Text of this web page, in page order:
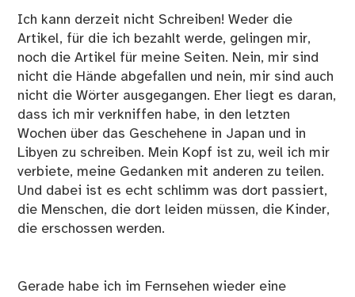
Ich kann derzeit nicht Schreiben! Weder die
Artikel, für die ich bezahlt werde, gelingen mir,
noch die Artikel für meine Seiten. Nein, mir sind
nicht die Hände abgefallen und nein, mir sind auch
nicht die Wörter ausgegangen. Eher liegt es daran,
dass ich mir verkniffen habe, in den letzten
Wochen über das Geschehene in Japan und in
Libyen zu schreiben. Mein Kopf ist zu, weil ich mir
verbiete, meine Gedanken mit anderen zu teilen.
Und dabei ist es echt schlimm was dort passiert,
die Menschen, die dort leiden müssen, die Kinder,
die erschossen werden.
Gerade habe ich im Fernsehen wieder eine